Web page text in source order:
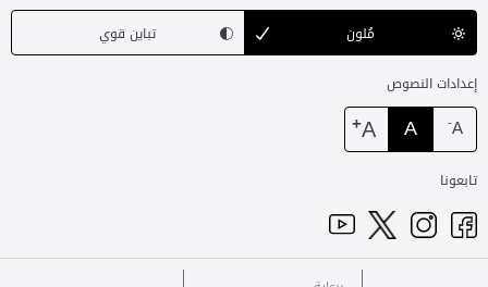
مُلون
تباين قوي
إعدادات النصوص
A
-
A
A
+
تابعونا